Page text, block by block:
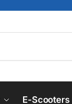
E-Scooters